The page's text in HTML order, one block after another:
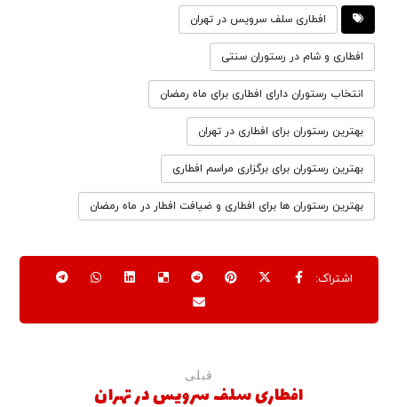
افطاری سلف سرویس در تهران
افطاری و شام در رستوران سنتی
انتخاب رستوران دارای افطاری برای ماه رمضان
بهترین رستوران برای افطاری در تهران
بهترین رستوران برای برگزاری مراسم افطاری
بهترین رستوران ها برای افطاری و ضیافت افطار در ماه رمضان
قبلی
افطاری سلف سرویس در تهران